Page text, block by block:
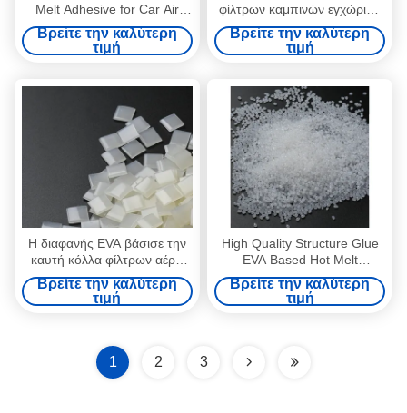
Melt Adhesive for Car Air
Filter Structure Glue
Βρείτε την καλύτερη
τιμή
φίλτρων καμπινών εγχώριου
αέρα φίλτρων συγκολλητική
κίτρινη
Βρείτε την καλύτερη
τιμή
Η διαφανής EVA βάσισε την
καυτή κόλλα φίλτρων αέρα
αυτοκινήτων λειωμένων
μετάλλων συγκολλητική
HEPA
Βρείτε την καλύτερη
τιμή
High Quality Structure Glue
EVA Based Hot Melt
Adhesive for Car Air Filter
Βρείτε την καλύτερη
τιμή
1 2 3